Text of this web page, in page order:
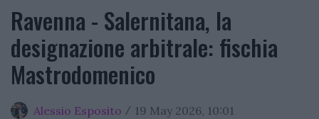
Ravenna - Salernitana, la
designazione arbitrale: fischia
Mastrodomenico
Alessio Esposito / 19 May 2026, 10:01